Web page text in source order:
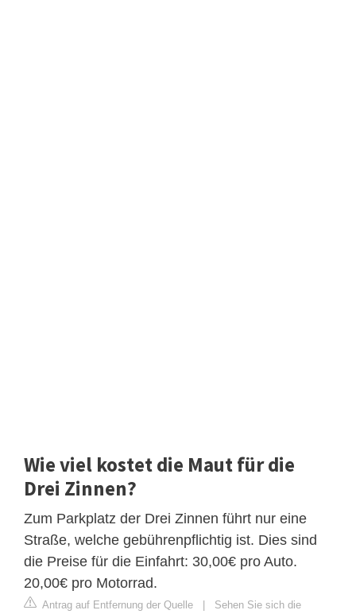
Wie viel kostet die Maut für die
Drei Zinnen?
Zum Parkplatz der Drei Zinnen führt nur eine
Straße, welche gebührenpflichtig ist. Dies sind
die Preise für die Einfahrt: 30,00€ pro Auto.
20,00€ pro Motorrad.
Antrag auf Entfernung der Quelle | Sehen Sie sich die